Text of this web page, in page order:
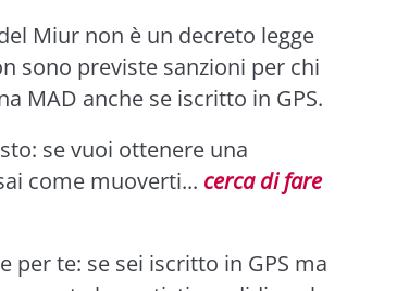
Miur non è un decreto legge
sono previste sanzioni per chi
MAD anche se iscritto in GPS.
se vuoi ottenere una
come muoverti... cerca di fare
per te: se sei iscritto in GPS ma